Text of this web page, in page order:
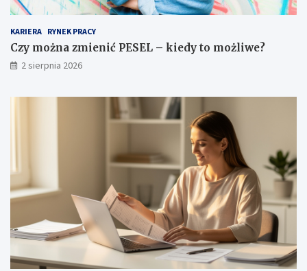
KARIERA RYNEK PRACY
Czy można zmienić PESEL – kiedy to możliwe?
2 sierpnia 2026